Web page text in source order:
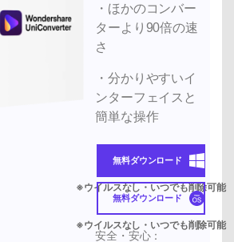
・ほかのコンバー
ターより90倍の速
さ
・分かりやすいイ
ンターフェイスと
簡単な操作
無料ダウンロード
無料ダウンロード
安全・安心：